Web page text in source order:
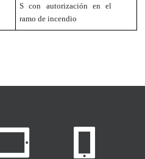
S con autorización en el
ramo de incendio